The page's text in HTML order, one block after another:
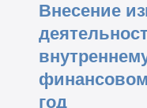
Внесение
год